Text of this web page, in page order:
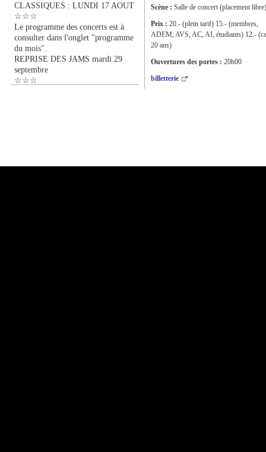
CLASSIQUES : LUNDI 17 AOUT
☆☆☆
Le programme des concerts est à
consulter dans l'onglet "programme
du mois".
REPRISE DES JAMS mardi 29
septembre
☆☆☆
Scène : Salle de concert (placement libre)
Prix : 20.- (plein tarif) 15.- (membres,
ADEM, AVS, AC, AI, étudiants) 12.-
20 ans)
Ouvertures des portes : 20h00
billetterie